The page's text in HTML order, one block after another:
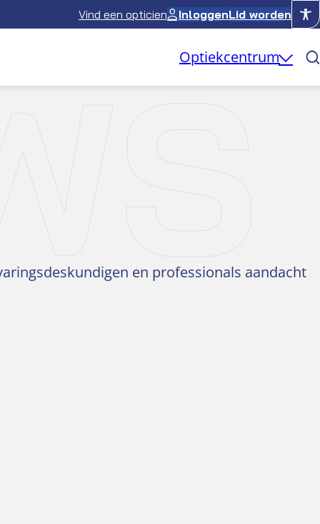
Vind een opticien InloggenLid worden
Optiekcentrum
en professionals aandacht